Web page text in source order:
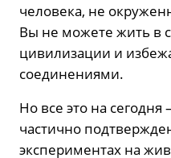
человека, не
Вы не можете жить в
цивилизации и
соединениями.
Но все это на
частично
экспериментах на